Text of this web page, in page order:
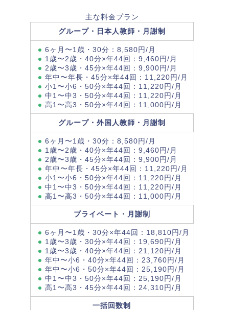
主な料金プラン
グループ・日本人教師・月謝制
6ヶ月〜1歳・30分：8,580円/月
1歳〜2歳・40分×年44回：9,460円/月
2歳〜3歳・45分×年44回：9,900円/月
年中〜年長・45分×年44回：11,220円/月
小1〜小6・50分×年44回：11,220円/月
中1〜中3・50分×年44回：11,220円/月
高1〜高3・50分×年44回：11,000円/月
グループ・外国人教師・月謝制
6ヶ月〜1歳・30分：8,580円/月
1歳〜2歳・40分×年44回：9,460円/月
2歳〜3歳・45分×年44回：9,900円/月
年中〜年長・45分×年44回：11,220円/月
小1〜小6・50分×年44回：11,220円/月
中1〜中3・50分×年44回：11,220円/月
高1〜高3・50分×年44回：11,000円/月
プライベート・月謝制
6ヶ月〜1歳・30分×年44回：18,810円/月
1歳〜3歳・30分×年44回：19,690円/月
1歳〜3歳・40分×年44回：21,120円/月
年中〜小6・40分×年44回：23,760円/月
年中〜小6・50分×年44回：25,190円/月
中1〜中3・50分×年44回：25,190円/月
高1〜高3・45分×年44回：24,310円/月
一括回数制